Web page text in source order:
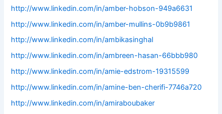
http://www.linkedin.com/in/amber-hobson-949a6631
http://www.linkedin.com/in/amber-mullins-0b9b9861
http://www.linkedin.com/in/ambikasinghal
http://www.linkedin.com/in/ambreen-hasan-66bbb980
http://www.linkedin.com/in/amie-edstrom-19315599
http://www.linkedin.com/in/amine-ben-cherifi-7746a720
http://www.linkedin.com/in/amiraboubaker